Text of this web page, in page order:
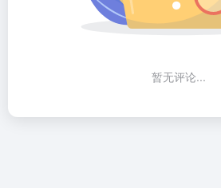
暂无评论...